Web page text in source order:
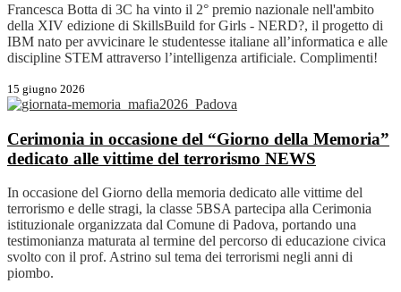
Francesca Botta di 3C ha vinto il 2° premio nazionale nell'ambito
della XIV edizione di SkillsBuild for Girls - NERD?, il progetto di
IBM nato per avvicinare le studentesse italiane all’informatica e alle
discipline STEM attraverso l’intelligenza artificiale. Complimenti!
15 giugno 2026
Cerimonia in occasione del “Giorno della Memoria”
dedicato alle vittime del terrorismo NEWS
In occasione del Giorno della memoria dedicato alle vittime del
terrorismo e delle stragi, la classe 5BSA partecipa alla Cerimonia
istituzionale organizzata dal Comune di Padova, portando una
testimonianza maturata al termine del percorso di educazione civica
svolto con il prof. Astrino sul tema dei terrorismi negli anni di
piombo.